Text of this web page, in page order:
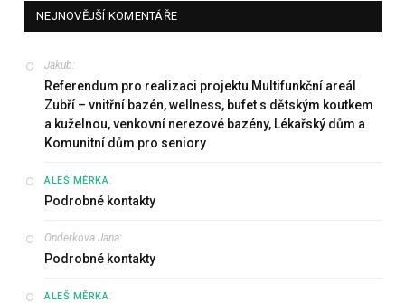
NEJNOVĚJŠÍ KOMENTÁŘE
Jakub:
Referendum pro realizaci projektu Multifunkční areál
Zubří – vnitřní bazén, wellness, bufet s dětským koutkem
a kuželnou, venkovní nerezové bazény, Lékařský dům a
Komunitní dům pro seniory
ALEŠ MĚRKA:
Podrobné kontakty
Onderkova Jana:
Podrobné kontakty
ALEŠ MĚRKA: